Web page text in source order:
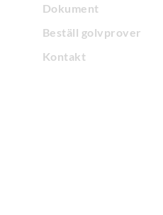
Dokument
Beställ golvprover
Kontakt